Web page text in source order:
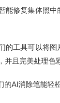
能修复集体照
的工具可以将
并且完美处理色
的AI消除笔能